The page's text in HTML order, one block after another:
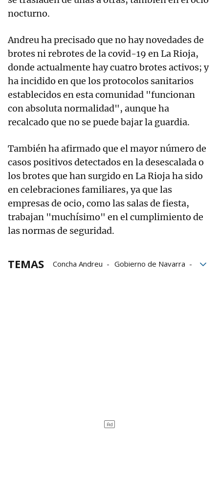
nocturno.
Andreu ha precisado que no hay novedades de
brotes ni rebrotes de la covid-19 en La Rioja,
donde actualmente hay cuatro brotes activos; y
ha incidido en que los protocolos sanitarios
establecidos en esta comunidad "funcionan
con absoluta normalidad", aunque ha
recalcado que no se puede bajar la guardia.
También ha afirmado que el mayor número de
casos positivos detectados en la desescalada o
los brotes que han surgido en La Rioja ha sido
en celebraciones familiares, ya que las
empresas de ocio, como las salas de fiesta,
trabajan "muchísimo" en el cumplimiento de
las normas de seguridad.
TEMAS Concha Andreu
Gobierno de Navarra